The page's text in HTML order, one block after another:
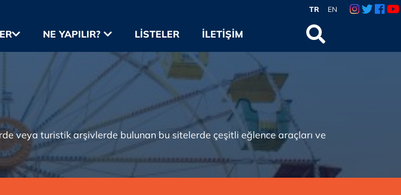
TR EN
NE YAPILIR? LISTELER İLETIŞIM
veya turistik arşivlerde bulunan bu sitelerde çeşitli eğlence araçları ve